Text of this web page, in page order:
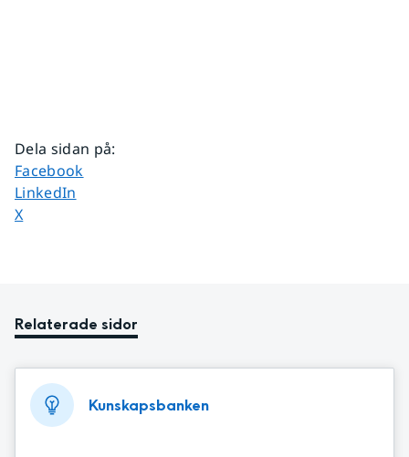
Dela sidan på:
Dela sidan på
Facebook
Dela sidan på
LinkedIn
Dela sidan på
X
Relaterade sidor
Kunskapsbanken